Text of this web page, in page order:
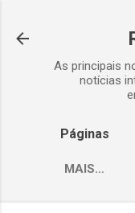
As principais
notícias
Páginas
MAIS…